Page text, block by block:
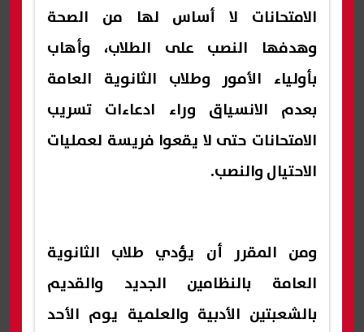
الامتحانات لا أساس لها من الصحة
وهدفها النصب على الطلاب، وأهاب
بأولياء الأمور وطلاب الثانوية العامة
بعدم الانسياق وراء ادعاءات تسريب
الامتحانات حتى لا يقعوا فريسة لعمليات
الاحتيال والنصب.
ومن المقرر أن يؤدي طلاب الثانوية
العامة بالنظامين الجديد والقديم
بالشعبتين الأدبية والعلمية يوم الأحد